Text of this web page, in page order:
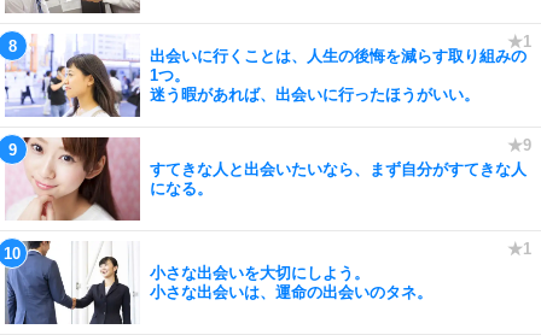
出会いに行くことは、人生の後悔を減らす取り組みの
1つ。
迷う暇があれば、出会いに行ったほうがいい。
すてきな人と出会いたいなら、まず自分がすてきな人
になる。
小さな出会いを大切にしよう。
小さな出会いは、運命の出会いのタネ。